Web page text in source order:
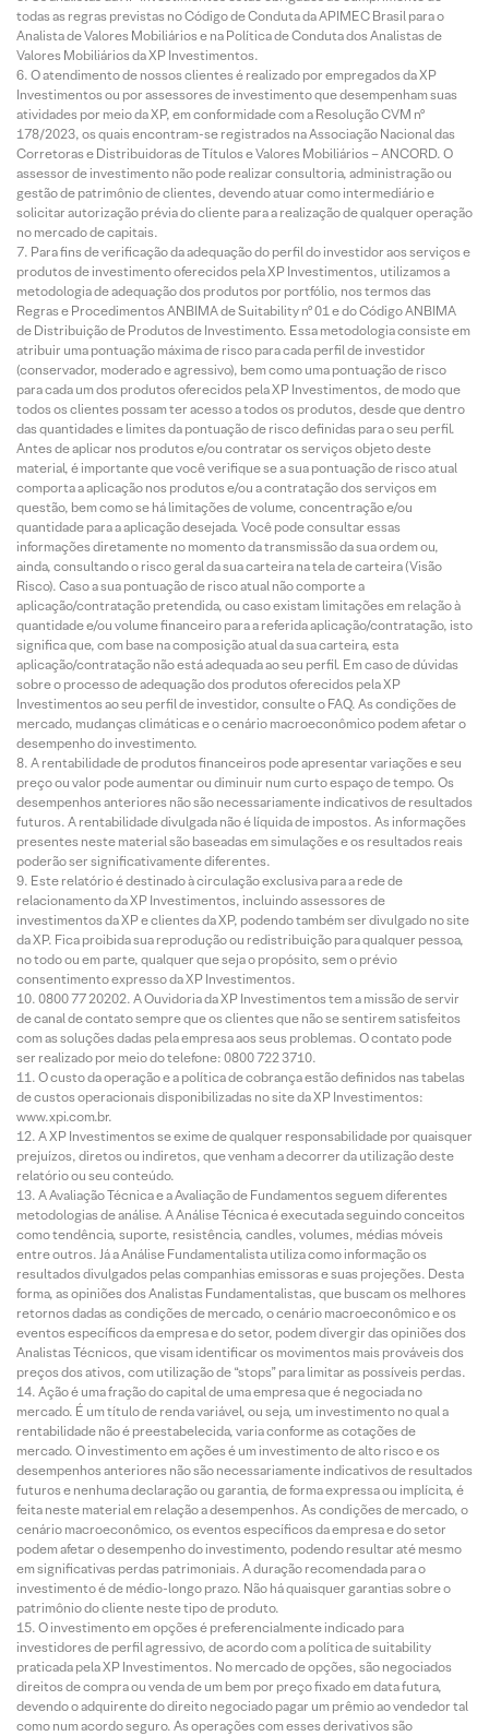
todas as regras previstas no Código de Conduta da APIMEC Brasil para o
Analista de Valores Mobiliários e na Política de Conduta dos Analistas de
Valores Mobiliários da XP Investimentos.
O atendimento de nossos clientes é realizado por empregados da XP
Investimentos ou por assessores de investimento que desempenham suas
atividades por meio da XP, em conformidade com a Resolução CVM nº
178/2023, os quais encontram-se registrados na Associação Nacional das
Corretoras e Distribuidoras de Títulos e Valores Mobiliários – ANCORD. O
assessor de investimento não pode realizar consultoria, administração ou
gestão de patrimônio de clientes, devendo atuar como intermediário e
solicitar autorização prévia do cliente para a realização de qualquer operação
no mercado de capitais.
Para fins de verificação da adequação do perfil do investidor aos serviços e
produtos de investimento oferecidos pela XP Investimentos, utilizamos a
metodologia de adequação dos produtos por portfólio, nos termos das
Regras e Procedimentos ANBIMA de Suitability nº 01 e do Código ANBIMA
de Distribuição de Produtos de Investimento. Essa metodologia consiste em
atribuir uma pontuação máxima de risco para cada perfil de investidor
(conservador, moderado e agressivo), bem como uma pontuação de risco
para cada um dos produtos oferecidos pela XP Investimentos, de modo que
todos os clientes possam ter acesso a todos os produtos, desde que dentro
das quantidades e limites da pontuação de risco definidas para o seu perfil.
Antes de aplicar nos produtos e/ou contratar os serviços objeto deste
material, é importante que você verifique se a sua pontuação de risco atual
comporta a aplicação nos produtos e/ou a contratação dos serviços em
questão, bem como se há limitações de volume, concentração e/ou
quantidade para a aplicação desejada. Você pode consultar essas
informações diretamente no momento da transmissão da sua ordem ou,
ainda, consultando o risco geral da sua carteira na tela de carteira (Visão
Risco). Caso a sua pontuação de risco atual não comporte a
aplicação/contratação pretendida, ou caso existam limitações em relação à
quantidade e/ou volume financeiro para a referida aplicação/contratação, isto
significa que, com base na composição atual da sua carteira, esta
aplicação/contratação não está adequada ao seu perfil. Em caso de dúvidas
sobre o processo de adequação dos produtos oferecidos pela XP
Investimentos ao seu perfil de investidor, consulte o FAQ. As condições de
mercado, mudanças climáticas e o cenário macroeconômico podem afetar o
desempenho do investimento.
A rentabilidade de produtos financeiros pode apresentar variações e seu
preço ou valor pode aumentar ou diminuir num curto espaço de tempo. Os
desempenhos anteriores não são necessariamente indicativos de resultados
futuros. A rentabilidade divulgada não é líquida de impostos. As informações
presentes neste material são baseadas em simulações e os resultados reais
poderão ser significativamente diferentes.
Este relatório é destinado à circulação exclusiva para a rede de
relacionamento da XP Investimentos, incluindo assessores de
investimentos da XP e clientes da XP, podendo também ser divulgado no site
da XP. Fica proibida sua reprodução ou redistribuição para qualquer pessoa,
no todo ou em parte, qualquer que seja o propósito, sem o prévio
consentimento expresso da XP Investimentos.
0800 77 20202. A Ouvidoria da XP Investimentos tem a missão de servir
de canal de contato sempre que os clientes que não se sentirem satisfeitos
com as soluções dadas pela empresa aos seus problemas. O contato pode
ser realizado por meio do telefone: 0800 722 3710.
O custo da operação e a política de cobrança estão definidos nas tabelas
de custos operacionais disponibilizadas no site da XP Investimentos:
www.xpi.com.br.
A XP Investimentos se exime de qualquer responsabilidade por quaisquer
prejuízos, diretos ou indiretos, que venham a decorrer da utilização deste
relatório ou seu conteúdo.
A Avaliação Técnica e a Avaliação de Fundamentos seguem diferentes
metodologias de análise. A Análise Técnica é executada seguindo conceitos
como tendência, suporte, resistência, candles, volumes, médias móveis
entre outros. Já a Análise Fundamentalista utiliza como informação os
resultados divulgados pelas companhias emissoras e suas projeções. Desta
forma, as opiniões dos Analistas Fundamentalistas, que buscam os melhores
retornos dadas as condições de mercado, o cenário macroeconômico e os
eventos específicos da empresa e do setor, podem divergir das opiniões dos
Analistas Técnicos, que visam identificar os movimentos mais prováveis dos
preços dos ativos, com utilização de “stops” para limitar as possíveis perdas.
Ação é uma fração do capital de uma empresa que é negociada no
mercado. É um título de renda variável, ou seja, um investimento no qual a
rentabilidade não é preestabelecida, varia conforme as cotações de
mercado. O investimento em ações é um investimento de alto risco e os
desempenhos anteriores não são necessariamente indicativos de resultados
futuros e nenhuma declaração ou garantia, de forma expressa ou implícita, é
feita neste material em relação a desempenhos. As condições de mercado, o
cenário macroeconômico, os eventos específicos da empresa e do setor
podem afetar o desempenho do investimento, podendo resultar até mesmo
em significativas perdas patrimoniais. A duração recomendada para o
investimento é de médio-longo prazo. Não há quaisquer garantias sobre o
patrimônio do cliente neste tipo de produto.
O investimento em opções é preferencialmente indicado para
investidores de perfil agressivo, de acordo com a política de suitability
praticada pela XP Investimentos. No mercado de opções, são negociados
direitos de compra ou venda de um bem por preço fixado em data futura,
devendo o adquirente do direito negociado pagar um prêmio ao vendedor tal
como num acordo seguro. As operações com esses derivativos são